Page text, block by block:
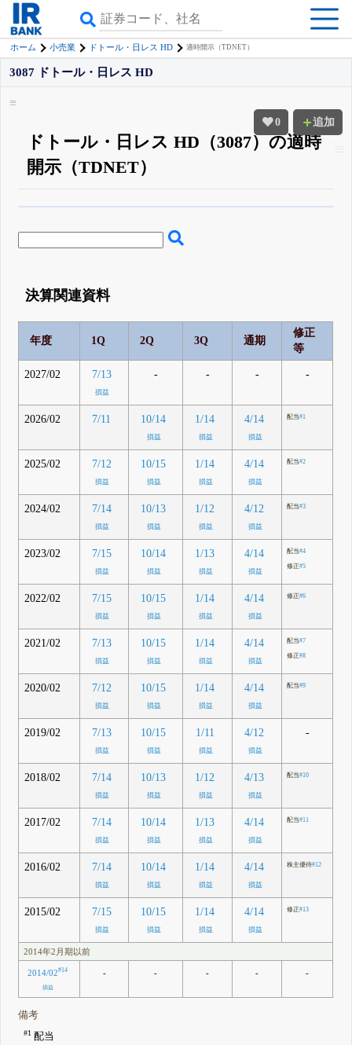
ホーム 小売業 ドトール・日レス HD 適時開示（TDNET）
0 追加
3087 ドトール・日レス HD
ドトール・日レス HD（3087）の適時
開示（TDNET）
詳しく見られる無料でβ版をはじめる
登録すると永久30%OFFと米株版の先行利用も付きます
決算関連資料
年度 1Q 2Q 3Q 通期
修正
等
2027/02 7/13
損益
- - - -
2026/02 7/11 10/14
損益
1/14
損益
4/14
損益
配当#1
2025/02 7/12
損益
10/15
損益
1/14
損益
4/14
損益
配当#2
2024/02 7/14
損益
10/13
損益
1/12
損益
4/12
損益
配当#3
2023/02 7/15
損益
10/14
損益
1/13
損益
4/14
損益
配当#4
修正#5
2022/02 7/15
損益
10/15
損益
1/14
損益
4/14
損益
修正#6
2021/02 7/13
損益
10/15
損益
1/14
損益
4/14
損益
配当#7
修正#8
2020/02 7/12
損益
10/15
損益
1/14
損益
4/14
損益
配当#9
2019/02 7/13
損益
10/15
損益
1/11
損益
4/12
損益
-
2018/02 7/14
損益
10/13
損益
1/12
損益
4/13
損益
配当#10
2017/02 7/14
損益
10/14
損益
1/13
損益
4/14
損益
配当#11
2016/02 7/14
損益
10/14
損益
1/14
損益
4/14
損益
株主優待#12
2015/02 7/15
損益
10/15
損益
1/14
損益
4/14
損益
修正#13
2014年2月期以前
2014/02#14
損益
- - - - -
備考
#1配当